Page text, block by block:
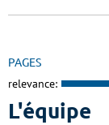
PAGES
relevance:
L'équipe